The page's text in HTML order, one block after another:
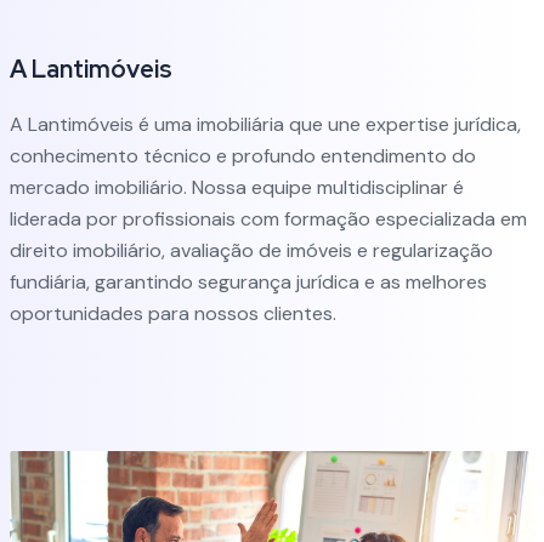
A Lantimóveis
A Lantimóveis é uma imobiliária que une expertise jurídica,
conhecimento técnico e profundo entendimento do
mercado imobiliário. Nossa equipe multidisciplinar é
liderada por profissionais com formação especializada em
direito imobiliário, avaliação de imóveis e regularização
fundiária, garantindo segurança jurídica e as melhores
oportunidades para nossos clientes.